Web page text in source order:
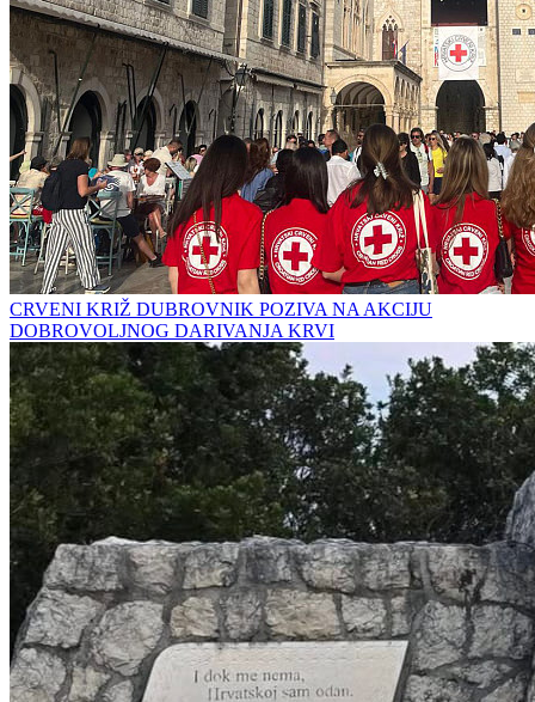
CRVENI KRIŽ DUBROVNIK POZIVA NA AKCIJU
DOBROVOLJNOG DARIVANJA KRVI